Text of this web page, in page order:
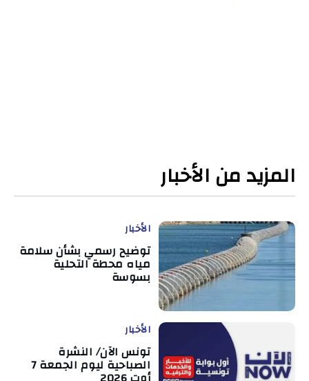
المزيد من الأخبار
الأخبار
توضيح رسمي بشأن سلامة
مياه محطة التحلية
بسوسة
الأخبار
تونس الآن/ النشرة
الصباحية ليوم الجمعة 7